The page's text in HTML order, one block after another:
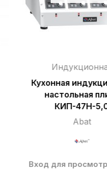
Кухонная
настольная
КИП-47Н-
Abat
Вход для